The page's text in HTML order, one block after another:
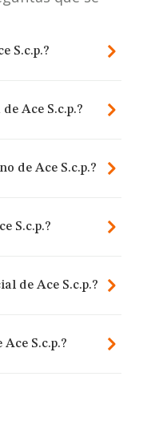
S.c.p.?
Ace S.c.p.?
de Ace S.c.p.?
S.c.p.?
de Ace S.c.p.?
S.c.p.?